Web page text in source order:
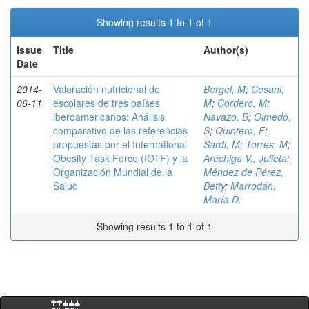
Showing results 1 to 1 of 1
Issue
Date
Title Author(s)
2014-
06-11
Valoración nutricional de
escolares de tres países
iberoamericanos: Análisis
comparativo de las referencias
propuestas por el International
Obesity Task Force (IOTF) y la
Organización Mundial de la
Salud
Bergel, M; Cesani,
M; Cordero, M;
Navazo, B; Olmedo,
S; Quintero, F;
Sardi, M; Torres, M;
Aréchiga V., Julieta;
Méndez de Pérez,
Betty; Marrodán,
María D.
Showing results 1 to 1 of 1